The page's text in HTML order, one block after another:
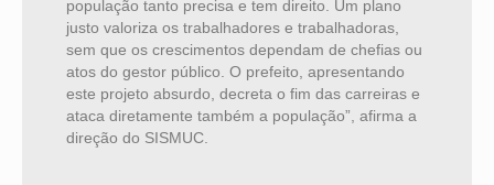
população tanto precisa e tem direito. Um plano
justo valoriza os trabalhadores e trabalhadoras,
sem que os crescimentos dependam de chefias ou
atos do gestor público. O prefeito, apresentando
este projeto absurdo, decreta o fim das carreiras e
ataca diretamente também a população”, afirma a
direção do SISMUC.